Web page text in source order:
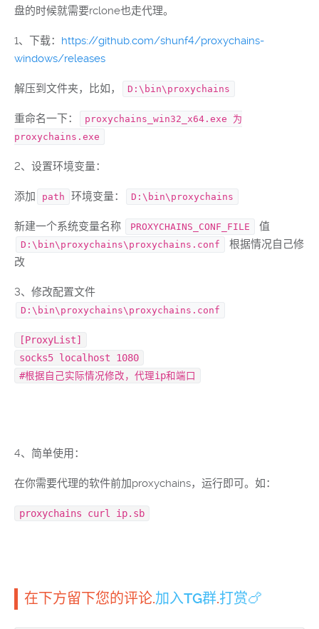
盘的时候就需要rclone也走代理。
1、下载： https://github.com/shunf4/proxychains-
windows/releases
解压到文件夹，比如， D:\bin\proxychains
重命名一下：
proxychains_win32_x64.exe 为
proxychains.exe
2、设置环境变量：
添加 path 环境变量： D:\bin\proxychains
新建一个系统变量名称 PROXYCHAINS_CONF_FILE 值
D:\bin\proxychains\proxychains.conf
根据情况自己修
改
3、修改配置文件
D:\bin\proxychains\proxychains.conf
[ProxyList]
socks5 localhost 1080
#根据自己实际情况修改，代理ip和端口
4、简单使用：
在你需要代理的软件前加proxychains，运行即可。如：
proxychains curl ip. sb
在下方留下您的评论.加入TG群.打赏🍗